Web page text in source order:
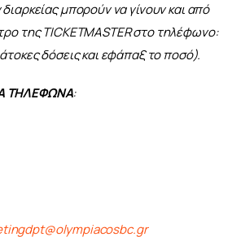
μπορούν να γίνουν και από
της TICKETMASTER στο τηλέφωνο:
δόσεις και εφάπαξ το ποσό).
ΤΗΛΕΦΩΝΑ:​